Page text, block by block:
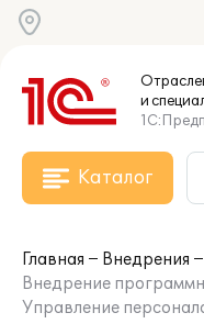
и
Каталог
Главная
Внедрения
Внедрение
Управление